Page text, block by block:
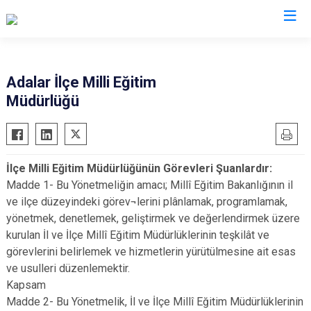
Adalar
Avcılar
Bahçelievler
Bakırköy
Bayrampaşa
Beşiktaş
Beykoz
Beyoğlu
Büyükçekmece
Kadıköy
Kağıthane
Kartal
Küçükçekmece
Maltepe
Sarıyer
Üsküdar
Zeytinburnu
Arnavutköy
Ataşehir
Başakşehir
Çekmeköy
Adalar İlçe Milli Eğitim
Müdürlüğü
İlçe Milli Eğitim Müdürlüğünün Görevleri Şuanlardır:
Madde 1- Bu Yönetmeliğin amacı; Millî Eğitim Bakanlığının il
ve ilçe düzeyindeki görev¬lerini plânlamak, programlamak,
yönetmek, denetlemek, geliştirmek ve değerlendirmek üzere
kurulan İl ve İlçe Millî Eğitim Müdürlüklerinin teşkilât ve
görevlerini belirlemek ve hizmetlerin yürütülmesine ait esas
ve usulleri düzenlemektir.
Kapsam
Madde 2- Bu Yönetmelik, İl ve İlçe Millî Eğitim Müdürlüklerinin